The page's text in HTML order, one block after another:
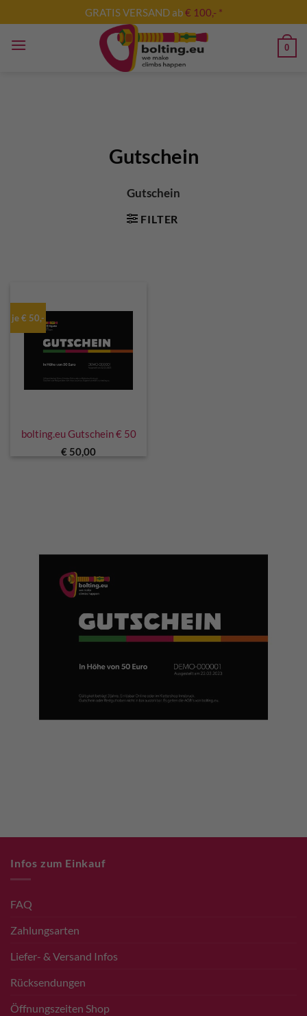
Inhalt
springen
GRATIS VERSAND ab€ 100,- *
0
Gutschein
Gutschein
FILTER
je € 50,-
bolting.eu Gutschein € 50
€ 50,00
Infos zum Einkauf
FAQ
Zahlungsarten
Liefer- & Versand Infos
Rücksendungen
Öffnungszeiten Shop